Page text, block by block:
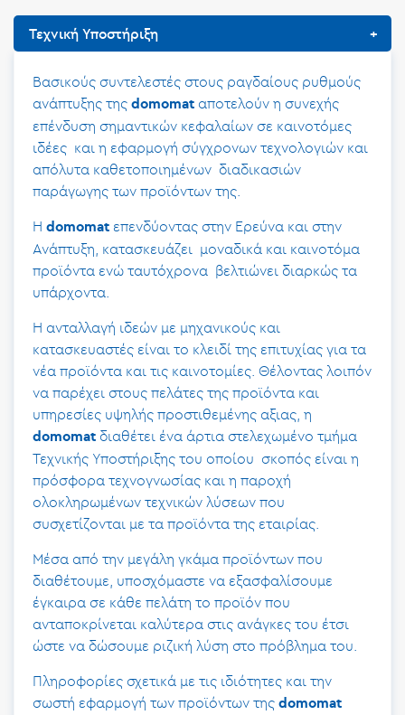
Τεχνική Υποστήριξη
Βασικούς συντελεστές στους ραγδαίους ρυθμούς
ανάπτυξης της domomat αποτελούν η συνεχής
επένδυση σημαντικών κεφαλαίων σε καινοτόμες
ιδέες και η εφαρμογή σύγχρονων τεχνολογιών και
απόλυτα καθετοποιημένων διαδικασιών
παράγωγης των προϊόντων της.
Η domomat επενδύοντας στην Ερεύνα και στην
Ανάπτυξη, κατασκευάζει μοναδικά και καινοτόμα
προϊόντα ενώ ταυτόχρονα βελτιώνει διαρκώς τα
υπάρχοντα.
Η ανταλλαγή ιδεών με μηχανικούς και
κατασκευαστές είναι το κλειδί της επιτυχίας για τα
νέα προϊόντα και τις καινοτομίες. Θέλοντας λοιπόν
να παρέχει στους πελάτες της προϊόντα και
υπηρεσίες υψηλής προστιθεμένης αξιας, η
domomat διαθέτει ένα άρτια στελεχωμένο τμήμα
Τεχνικής Υποστήριξης του οποίου σκοπός είναι η
πρόσφορα τεχνογνωσίας και η παροχή
ολοκληρωμένων τεχνικών λύσεων που
συσχετίζονται με τα προϊόντα της εταιρίας.
Μέσα από την μεγάλη γκάμα προϊόντων που
διαθέτουμε, υποσχόμαστε να εξασφαλίσουμε
έγκαιρα σε κάθε πελάτη το προϊόν που
ανταποκρίνεται καλύτερα στις ανάγκες του έτσι
ώστε να δώσουμε ριζική λύση στο πρόβλημα του.
Πληροφορίες σχετικά με τις ιδιότητες και την
σωστή εφαρμογή των προϊόντων της domomat